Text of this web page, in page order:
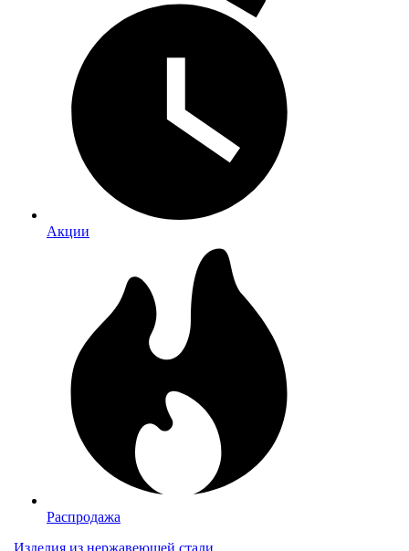
Акции
Распродажа
Изделия из нержавеющей стали